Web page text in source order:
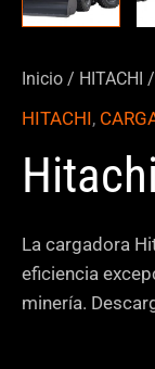
Inicio / HITACHI /
HITACHI,
La cargadora
eficiencia
minería.